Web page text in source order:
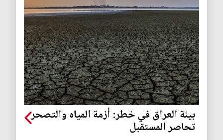
بيئة العراق في خطر: أزمة المياه والتصحر
تحاصر المستقبل